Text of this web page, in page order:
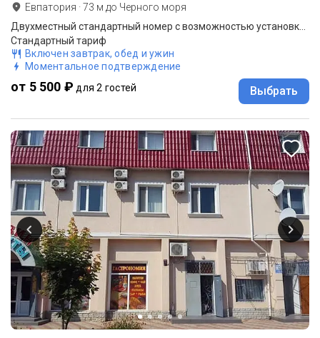
Евпатория ·73 м до Черного моря
Стандартный тариф
Включен завтрак, обед и ужин
Моментальное подтверждение
от 5 500 ₽ для 2 гостей Выбрать